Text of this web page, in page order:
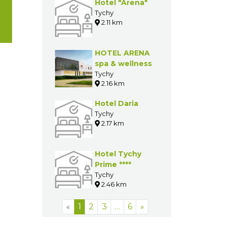
Hotel "Arena"
Tychy
2.11 km
HOTEL ARENA
spa & wellness
Tychy
2.16 km
Hotel Daria
Tychy
2.17 km
Hotel Tychy
Prime ****
Tychy
2.46 km
« 1 2 3 … 6 »